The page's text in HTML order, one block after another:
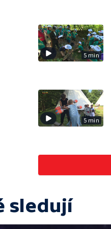
5 min
5 min
sledují